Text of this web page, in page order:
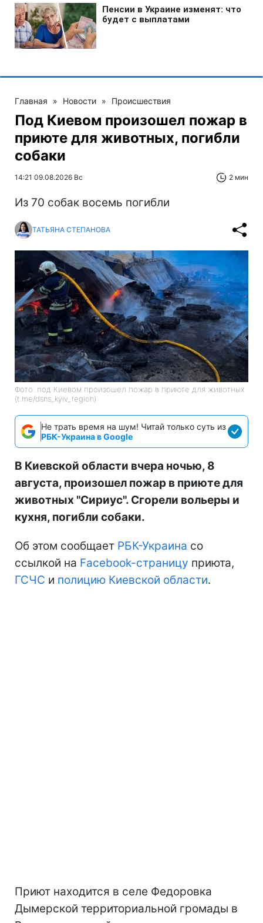
Главная » Новости » Происшествия
Под Киевом произошел пожар в
приюте для животных, погибли
собаки
14:21 09.08.2026 Вс 2 мин
Из 70 собак восемь погибли
ТАТЬЯНА СТЕПАНОВА
Фото: под Киевом произошел пожар в приюте для животных
(t.me/dsns_kyiv_region)
Не трать время на шум! Читай только суть из
РБК-Украина в Google
В Киевской области вчера ночью, 8
августа, произошел пожар в приюте для
животных "Сириус". Сгорели вольеры и
кухня, погибли собаки.
Об этом сообщает РБК-Украина со
ссылкой на Facebook-страницу приюта,
ГСЧС и полицию Киевской области.
Приют находится в селе Федоровка
Дымерской территориальной громады в